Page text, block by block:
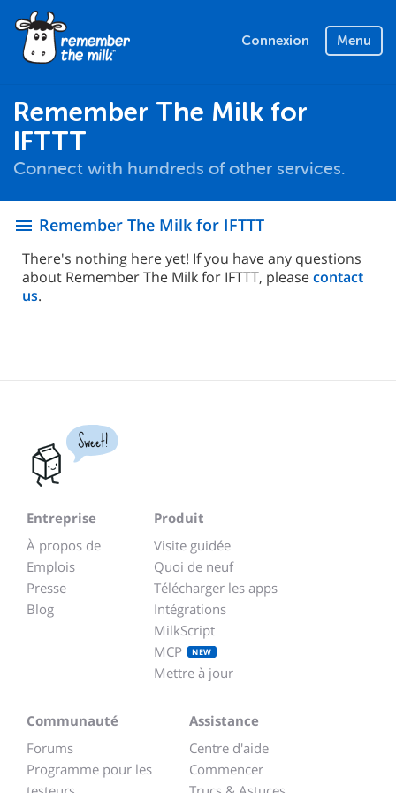
Connexion Menu
Remember The Milk for
IFTTT
Connect with hundreds of other services.
menu Remember The Milk for IFTTT
There's nothing here yet! If you have any questions
about Remember The Milk for IFTTT, pleasecontact
us.
Sweet!
Entreprise
À propos de
Emplois
Presse
Blog
Produit
Visite guidée
Quoi de neuf
Télécharger les apps
Intégrations
MilkScript
MCP
NEW
Mettre à jour
Communauté
Forums
Programme pour les
Assistance
Centre d'aide
Commencer